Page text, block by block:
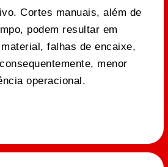
Cortes manuais, além de
podem resultar em
falhas de encaixe,
menor
operacional.